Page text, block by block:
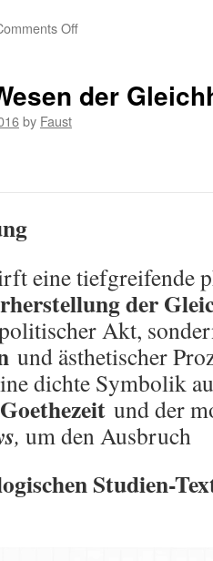
Offon
Wesen
der
by Faust
eine tiefgreifende
der
Akt,
und ästhetischer
dichte Symbolik
Goethezeit und der
, um den Ausbruch
Studien-